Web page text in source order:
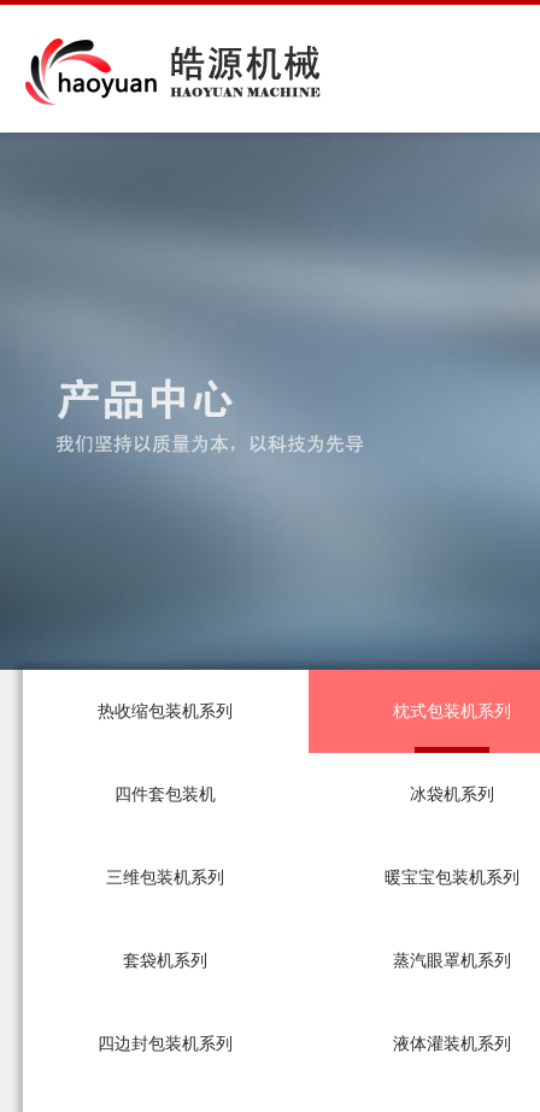
热收缩包装机系列 枕式包装机系列
四件套包装机 冰袋机系列
三维包装机系列 暖宝宝包装机系列
套袋机系列 蒸汽眼罩机系列
四边封包装机系列 液体灌装机系列